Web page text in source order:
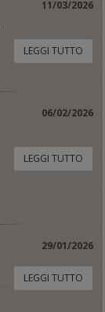
11/03/2026
LEGGI TUTTO
06/02/2026
LEGGI TUTTO
29/01/2026
LEGGI TUTTO